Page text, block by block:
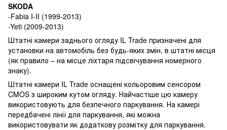
SKODA
-Fabia I-II (1999-2013)
-Yeti (2009-2013)
Штатні камери заднього огляду IL Trade призначені для
установки на автомобіль без будь-яких змін, в штатні місця
(як правило – на місце ліхтаря підсвічування номерного
знаку).
Штатні камери IL Trade оснащені кольоровим сенсором
CMOS з широким кутом огляду. Найчастіше цю камеру
використовують для безпечного паркування. На камері
передбачені лінії для паркування, які можна
використовувати як додаткову розмітку для паркування.